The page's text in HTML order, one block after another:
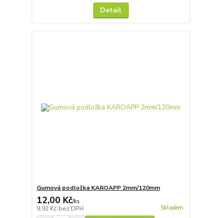
Detail
Gumová podložka KAROAPP 2mm/120mm
12,00 Kč/ks
9,92 Kč bez DPH Skladem